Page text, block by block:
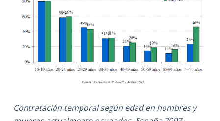
Contratación temporal según edad en hombres y